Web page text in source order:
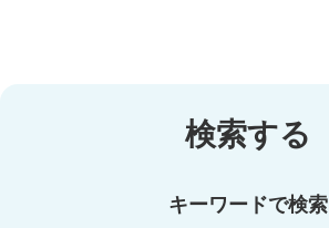
検索する
キーワードで検索